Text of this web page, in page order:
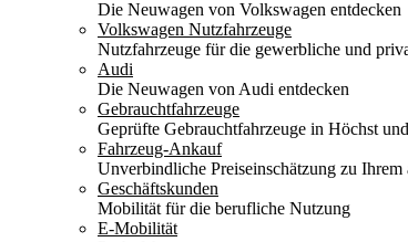
Die Neuwagen von Volkswagen entdecken
Volkswagen Nutzfahrzeuge
Nutzfahrzeuge für die gewerbliche und
Audi
Die Neuwagen von Audi entdecken
Gebrauchtfahrzeuge
Geprüfte Gebrauchtfahrzeuge in Höchst
Fahrzeug-Ankauf
Unverbindliche Preiseinschätzung zu Ihrem
Geschäftskunden
Mobilität für die berufliche Nutzung
E-Mobilität